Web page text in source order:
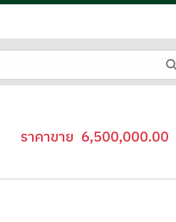
ราคาขาย 6,500,000.00